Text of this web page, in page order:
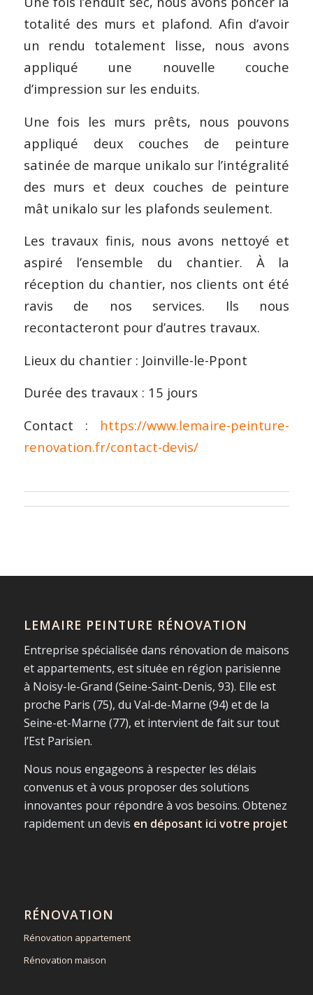
totalité des murs et plafond. Afin d’avoir
un rendu totalement lisse, nous avons
appliqué une nouvelle couche
d’impression sur les enduits.
Une fois les murs prêts, nous pouvons
appliqué deux couches de peinture
satinée de marque unikalo sur l’intégralité
des murs et deux couches de peinture
mât unikalo sur les plafonds seulement.
Les travaux finis, nous avons nettoyé et
aspiré l’ensemble du chantier. À la
réception du chantier, nos clients ont été
ravis de nos services. Ils nous
recontacteront pour d’autres travaux.
Lieux du chantier : Joinville-le-Ppont
Durée des travaux : 15 jours
Contact : https://www.lemaire-peinture-
renovation.fr/contact-devis/
LEMAIRE PEINTURE RÉNOVATION
Entreprise spécialisée dans rénovation de maisons
et appartements, est située en région parisienne
à Noisy-le-Grand (Seine-Saint-Denis, 93). Elle est
proche Paris (75), du Val-de-Marne (94) et de la
Seine-et-Marne (77), et intervient de fait sur tout
l’Est Parisien.
Nous nous engageons à respecter les délais
convenus et à vous proposer des solutions
innovantes pour répondre à vos besoins. Obtenez
rapidement un devis en déposant ici votre projet
RÉNOVATION
Rénovation appartement
Rénovation maison